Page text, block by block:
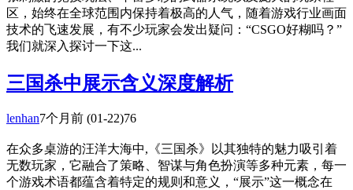
区，始终在全球范围内保持着极高的人气，随着游戏行业画面
技术的飞速发展，有不少玩家会发出疑问：“CSGO好糊吗？”
我们就深入探讨一下这...
三国杀中展示含义深度解析
lenhan7个月前 (01-22)76
在众多桌游的汪洋大海中,《三国杀》以其独特的魅力吸引着
无数玩家，它融合了策略、智谋与角色扮演等多种元素，每一
个游戏术语都蕴含着特定的规则和意义，“展示”这一概念在